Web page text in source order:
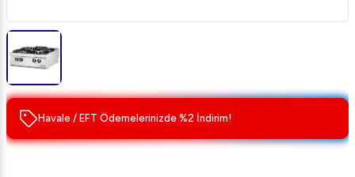
Havale / EFT Ödemelerinizde %2 İndirim!